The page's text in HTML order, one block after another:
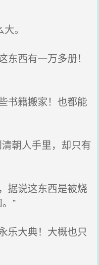
。
西有一万多册！
书籍搬家！也都能
朝人手里，却只有
据说这东西是被烧
”
乐大典！大概也只